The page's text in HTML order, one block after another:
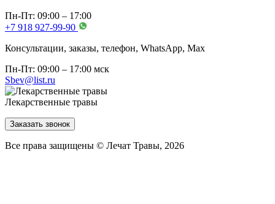
Пн-Пт: 09:00 – 17:00
+7 918 927-99-90
Консультации, заказы, телефон, WhatsApp, Мах
Пн-Пт: 09:00 – 17:00 мск
Sbev@list.ru
Лекарственные травы
Заказать звонок
Все права защищены © Лечат Травы, 2026